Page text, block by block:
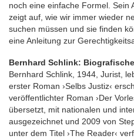
noch eine einfache Formel. Sein
zeigt auf, wie wir immer wieder
suchen müssen und sie finden
eine Anleitung zur
Bernhard Schlink:
Bernhard Schlink, 1944, Jurist,
erster Roman ›Selbs Justiz‹
veröffentlichter Roman ›Der
übersetzt, mit nationalen und
ausgezeichnet und 2009 von
unter dem Titel ›The Reader‹